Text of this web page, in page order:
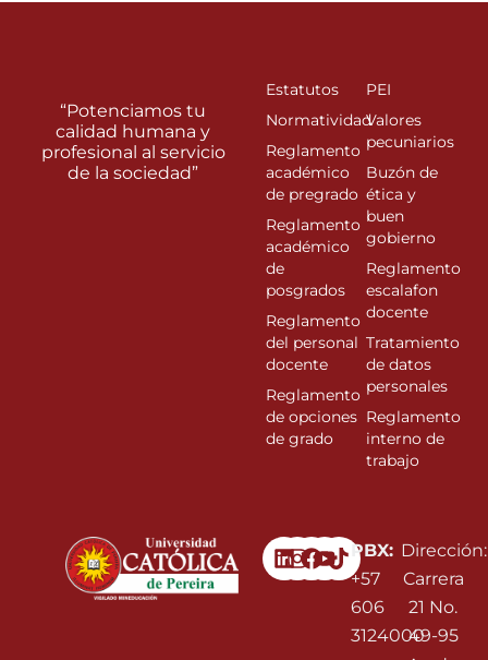
Linkedin
Instagram
Facebook
Youtube
PBX:
+57
606
3124000
Dirección:
Carrera
21 No.
49-95
“Potenciamos tu
calidad humana y
profesional al servicio
de la sociedad”
Estatutos
Normatividad
Reglamento
académico
de pregrado
Reglamento
académico
de
posgrados
Reglamento
del personal
docente
Reglamento
de opciones
de grado
PEI
Valores
pecuniarios
Buzón de
ética y
buen
gobierno
Reglamento
escalafon
docente
Tratamiento
de datos
personales
Reglamento
interno de
trabajo